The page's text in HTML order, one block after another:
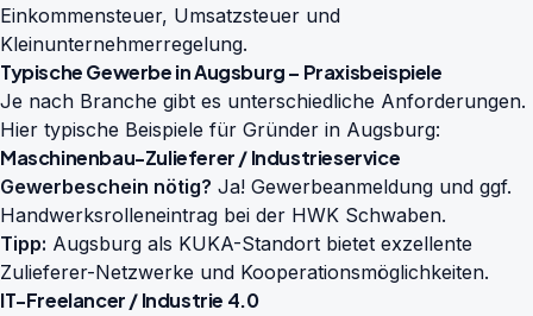
Einkommensteuer, Umsatzsteuer und
Kleinunternehmerregelung.
Typische Gewerbe in Augsburg – Praxisbeispiele
Je nach Branche gibt es unterschiedliche Anforderungen.
Hier typische Beispiele für Gründer in Augsburg:
Maschinenbau-Zulieferer / Industrieservice
Gewerbeschein nötig? Ja! Gewerbeanmeldung und ggf.
Handwerksrolleneintrag bei der HWK Schwaben.
Tipp: Augsburg als KUKA-Standort bietet exzellente
Zulieferer-Netzwerke und Kooperationsmöglichkeiten.
IT-Freelancer / Industrie 4.0